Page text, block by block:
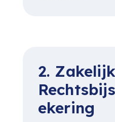
2.
ekering